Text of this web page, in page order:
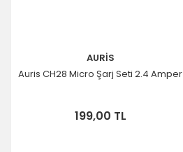
AURİS
Auris CH28 Micro Şarj Seti 2.4 Amper
199,00 TL